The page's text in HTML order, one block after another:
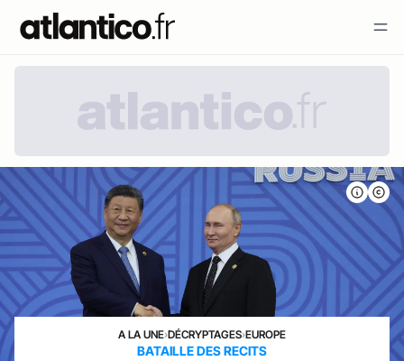
A LA UNE›DÉCRYPTAGES›EUROPE
BATAILLE DES RECITS